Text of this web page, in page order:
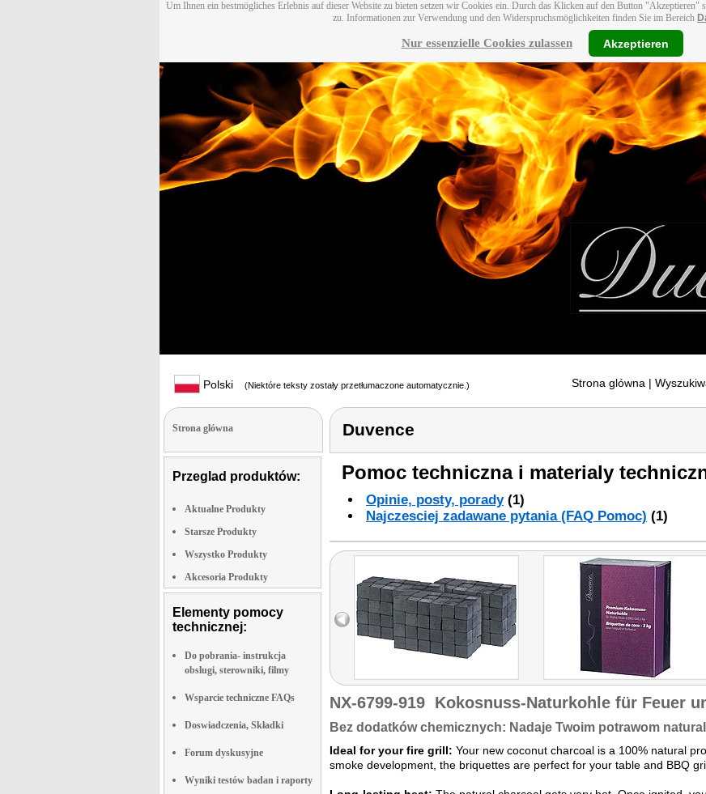
Um Ihnen ein bestmögliches Erlebnis auf dieser Website zu bieten setzen wir Cookies ein. Durch das Klicken auf den Button "Akzeptieren"
zu. Informationen zur Verwendung und den Widerspruchsmöglichkeiten finden Sie im Bereich
Nur essenzielle Cookies zulassen Akzeptieren
Polski (Niektóre teksty zostały przetłumaczone automatycznie.) Strona glówna |
Strona glówna
Przeglad produktów:
Aktualne Produkty
Starsze Produkty
Wszystko Produkty
Akcesoria Produkty
Elementy pomocy
technicznej:
Do pobrania- instrukcja
obslugi, sterowniki, filmy
Wsparcie techniczne FAQs
Doswiadczenia, Składki
Forum dyskusyjne
Wyniki testów badan i raporty
Duvence
Pomoc techniczna i materialy
Opinie, posty, porady(1)
Najczesciej zadawane pytania (FAQ Pomoc) (1)
NX-6799-919 Kokosnuss-Naturkohle für Feuer
Bez dodatków chemicznych: Nadaje Twoim potrawom
Ideal for your fire grill: Your new coconut charcoal is a 100% natural
smoke development, the briquettes are perfect for your table and BBQ